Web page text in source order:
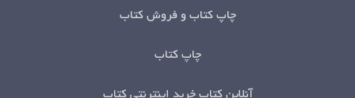
چاپ کتاب و فروش کتاب
چاپ کتاب
آنلاین کتاب خرید اینترنتی کتاب